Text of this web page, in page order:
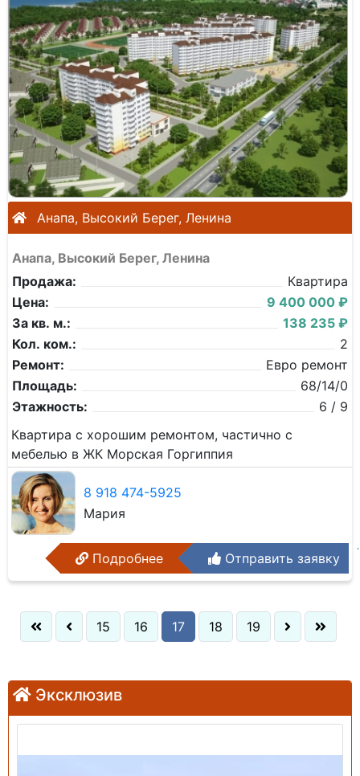
Анапа, Высокий Берег, Ленина
Анапа, Высокий Берег, Ленина
Продажа:
Квартира
Цена:
9 400 000 ₽
За кв. м.:
138 235 ₽
Кол. ком.:
2
Ремонт:
Евро ремонт
Площадь:
68/14/0
Этажность:
6 / 9
Квартира с хорошим ремонтом, частично с
мебелью в ЖК Морская Горгиппия
8 918 474-5925
Мария
Подробнее Отправить заявку
15 16 17 18 19
Эксклюзив